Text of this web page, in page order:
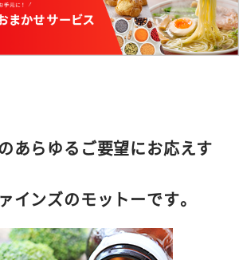
あらゆるご要望にお応えす
インズのモットーです。